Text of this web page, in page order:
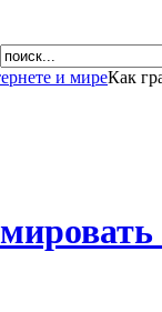
и миреКак